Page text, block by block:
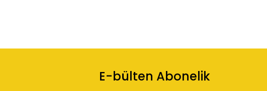
E-bülten Abonelik